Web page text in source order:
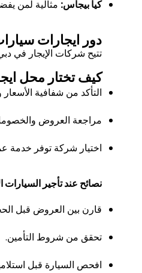
كيا بيجاس: مثالية لمن
دور ايجارات
تتيح شركات الإيجار في
كيف تختار محل
التأكد من شفافية
مراجعة العروض
اختيار شركة توفر خدمة
نصائح عند تأجير السيارات
قارن بين العروض قبل
تحقق من شروط التأمين.
افحص السيارة قبل